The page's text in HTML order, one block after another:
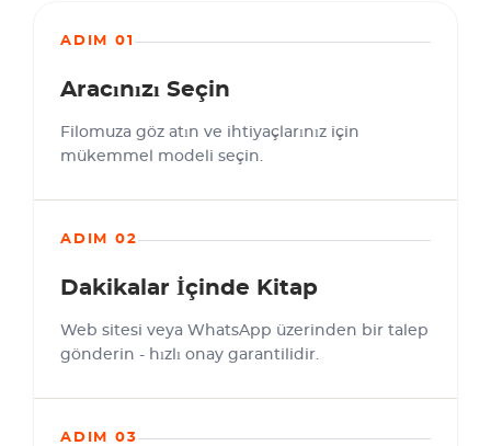
ADIM 01
Aracınızı Seçin
Filomuza göz atın ve ihtiyaçlarınız için
mükemmel modeli seçin.
ADIM 02
Dakikalar İçinde Kitap
Web sitesi veya WhatsApp üzerinden bir talep
gönderin - hızlı onay garantilidir.
ADIM 03